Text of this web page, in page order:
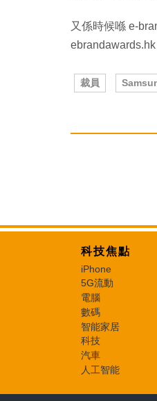
又係時候喺 e-
裁員
科技焦點
iPhone
5G流動
電腦
數碼
智能家居
科技
汽車
人工智能